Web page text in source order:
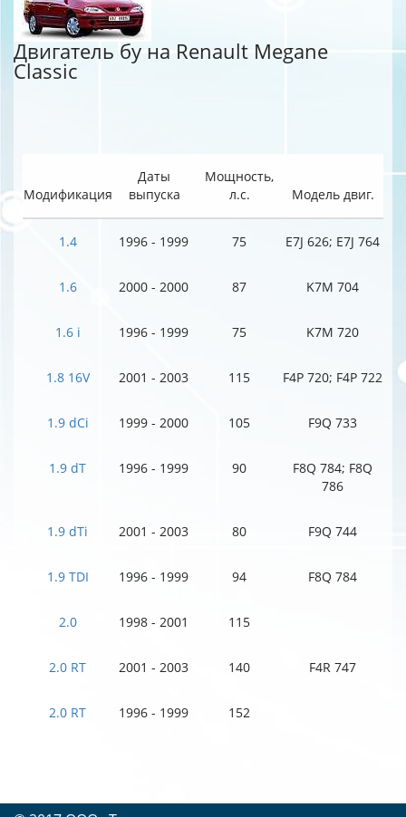
Двигатель бу на Renault Megane
Classic
Модификация
Даты
выпуска
Мощность,
л.с.
Модель двиг.
1.4 1996 - 1999 75 E7J 626; E7J 764
1.6 2000 - 2000 87 K7M 704
1.6 i 1996 - 1999 75 K7M 720
1.8 16V 2001 - 2003 115 F4P 720; F4P 722
1.9 dCi 1999 - 2000 105 F9Q 733
1.9 dT 1996 - 1999 90
F8Q 784; F8Q
786
1.9 dTi 2001 - 2003 80 F9Q 744
1.9 TDI 1996 - 1999 94 F8Q 784
2.0 1998 - 2001 115
2.0 RT 2001 - 2003 140 F4R 747
2.0 RT 1996 - 1999 152